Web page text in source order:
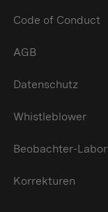
Code of Conduct
AGB
Datenschutz
Whistleblower
Beobachter-Labor
Korrekturen